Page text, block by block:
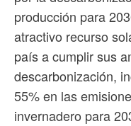
producción para
atractivo recurso
país a cumplir sus
descarbonización,
55% en las
invernadero para